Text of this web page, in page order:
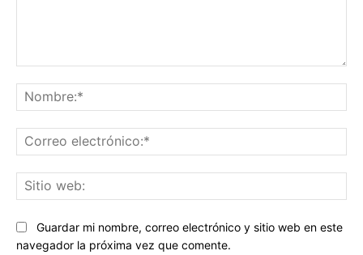
Guardar mi nombre, correo electrónico y sitio web en este
navegador la próxima vez que comente.